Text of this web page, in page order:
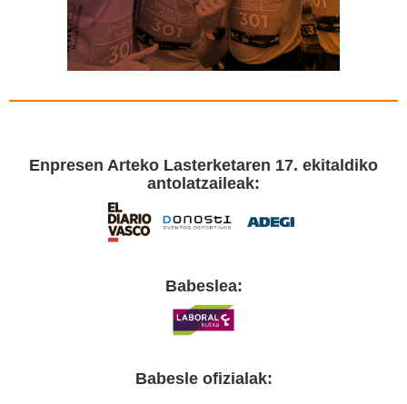
Enpresen Arteko Lasterketaren 17. ekitaldiko
antolatzaileak:
Babeslea:
Babesle ofizialak: